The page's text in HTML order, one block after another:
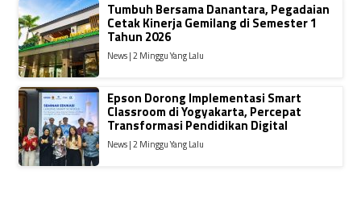
Tumbuh Bersama Danantara, Pegadaian
Cetak Kinerja Gemilang di Semester 1
Tahun 2026
News | 2 Minggu Yang Lalu
Epson Dorong Implementasi Smart
Classroom di Yogyakarta, Percepat
Transformasi Pendidikan Digital
News | 2 Minggu Yang Lalu